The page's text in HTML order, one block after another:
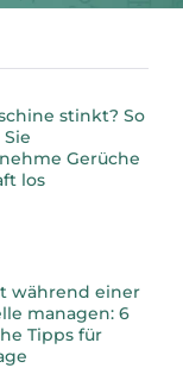
stinkt? So
Gerüche
los
während einer
managen: 6
Tipps für